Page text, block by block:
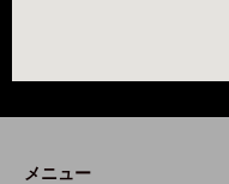
メニュー